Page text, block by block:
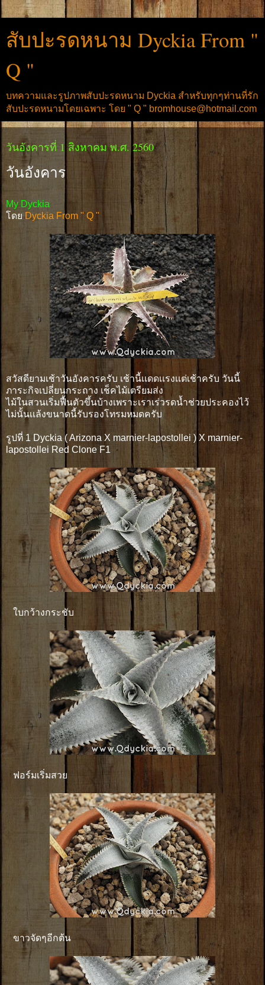
สับปะรดหนาม Dyckia From "
Q "
บทความและรูปภาพสับปะรดหนาม Dyckia สำหรับทุกๆท่านที่รัก
สับปะรดหนามโดยเฉพาะ โดย " Q " bromhouse@hotmail.com
วันอังคารที่ 1 สิงหาคม พ.ศ. 2560
วันอังคาร
My Dyckia
โดยDyckia From " Q "
สวัสดียามเช้าวันอังคารครับ เช้านี้เเดดเเรงเเต่เช้าครับ วันนี้
ภาระกิจเปลี่ยนกระถาง เช็คไม้เตรียมส่ง
ไม้ในสวนเริ่มฟื้นตัวขึ้นบ้างเพราะเราเร่วรดน้ำช่วยประคองไว้
ไม่นั้นเเล้งขนาดนี้รับรองโทรมหมดครับ
รูปที่ 1 Dyckia ( Arizona X marnier-lapostollei ) X marnier-
lapostollei Red Clone F1
ใบกว้างกระชับ
ฟอร์มเริ่มสวย
ขาวจัดๆอีกต้น